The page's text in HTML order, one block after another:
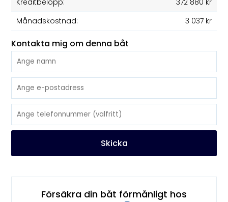
Kreditbelopp:
372 880 kr
Månadskostnad:
3 037 kr
Kontakta mig om denna båt
Skicka
Försäkra din båt förmånligt hos